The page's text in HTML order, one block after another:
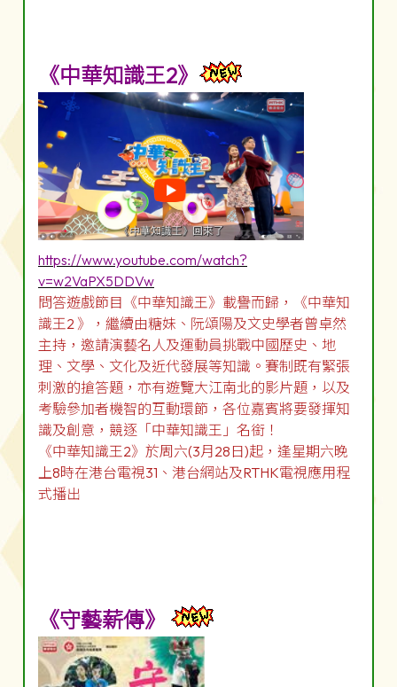
《中華知識王2》
https://www.youtube.com/watch?
v=w2VaPX5DDVw
問答遊戲節目《中華知識王》載譽而歸，《中華知
識王2 》，繼續由糖妹、阮頌陽及文史學者曾卓然
主持，邀請演藝名人及運動員挑戰中國歷史、地
理、文學、文化及近代發展等知識。賽制既有緊張
刺激的搶答題，亦有遊覽大江南北的影片題，以及
考驗參加者機智的互動環節，各位嘉賓將要發揮知
識及創意，競逐「中華知識王」名銜！
《中華知識王2》於周六(3月28日)起，逢星期六晚
上8時在港台電視31、港台網站及RTHK電視應用程
式播出
《守藝薪傳》